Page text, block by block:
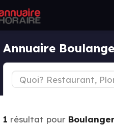
Annuaire
1 résultat pour